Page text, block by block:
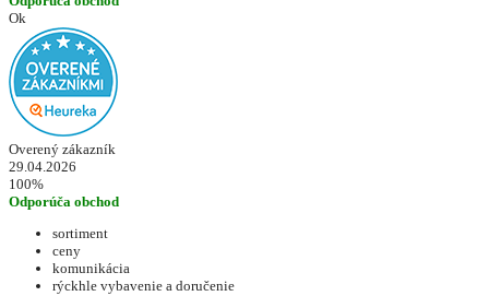
Ok
Overený zákazník
29.04.2026
100%
Odporúča obchod
sortiment
ceny
komunikácia
rýckhle vybavenie a doručenie